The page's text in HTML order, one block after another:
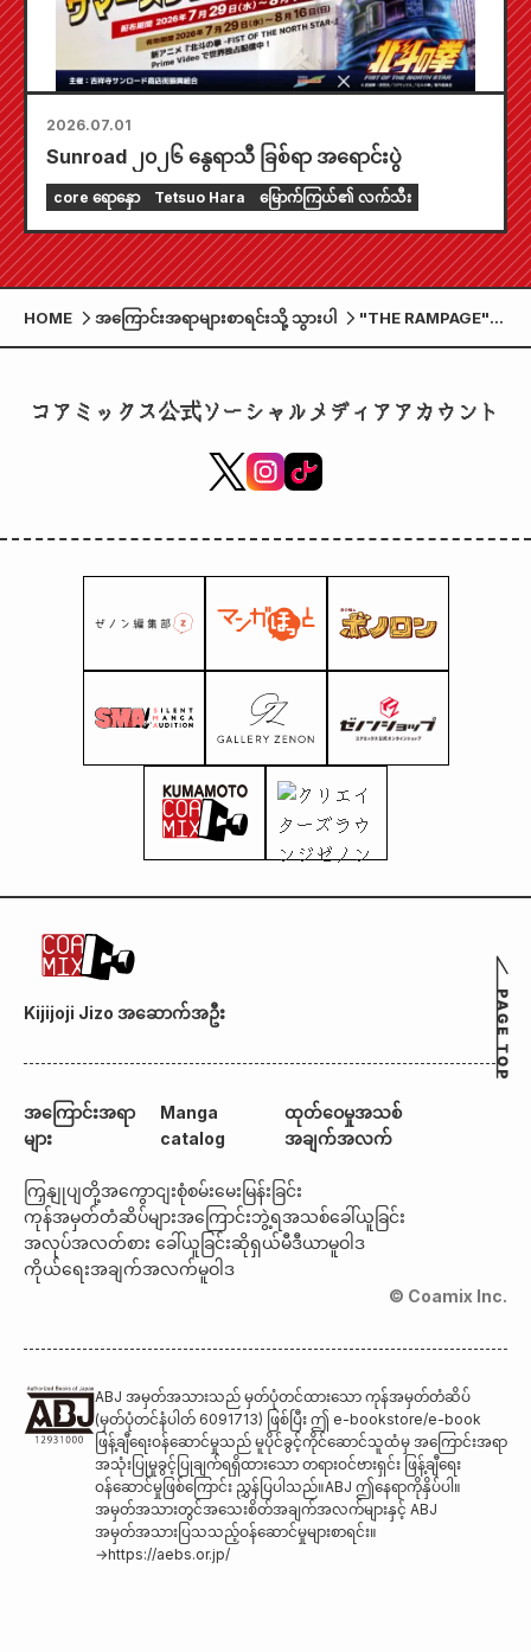
2026.07.01
Sunroad ၂၀၂၆ နွေရာသီ ခြစ်ရာ အရောင်းပွဲ
core ရောနှော Tetsuo Hara မြောက်ကြယ်၏ လက်သီး
HOME အကြောင်းအရာများစာရင်းသို့ သွားပါ
"THE RAMPAGE"
STAGE&LIVE
ဖြစ်သည်။
コアミックス公式ソーシャルメディアアカウント
Kijijoji Jizo အဆောက်အဦး
အကြောင်းအရာ
များ
Manga
catalog
ထုတ်ဝေမှုအသစ်
အချက်အလက်
ကြှနျုပျတို့အကွောငျးစုံစမ်းမေးမြန်းခြင်း
ကုန်အမှတ်တံဆိပ်များအကြောင်းဘွဲ့ရအသစ်ခေါ်ယူခြင်း
အလုပ်အလတ်စား ခေါ်ယူခြင်းဆိုရှယ်မီဒီယာမူဝါဒ
ကိုယ်ရေးအချက်အလက်မူဝါဒ
© Coamix Inc.
ABJ အမှတ်အသားသည် မှတ်ပုံတင်ထားသော ကုန်အမှတ်တံဆိပ်
(မှတ်ပုံတင်နံပါတ် 6091713) ဖြစ်ပြီး ဤ e-bookstore/e-book
ဖြန့်ချီရေးဝန်ဆောင်မှုသည် မူပိုင်ခွင့်ကိုင်ဆောင်သူထံမှ အကြောင်းအရာ
အသုံးပြုမှုခွင့်ပြုချက်ရရှိထားသော တရားဝင်ဗားရှင်း ဖြန့်ချီရေး
ဝန်ဆောင်မှုဖြစ်ကြောင်း ညွှန်ပြပါသည်။ABJ ဤနေရာကိုနှိပ်ပါ။
အမှတ်အသားတွင်အသေးစိတ်အချက်အလက်များနှင့် ABJ
အမှတ်အသားပြသသည့်ဝန်ဆောင်မှုများစာရင်း။
→https://aebs.or.jp/